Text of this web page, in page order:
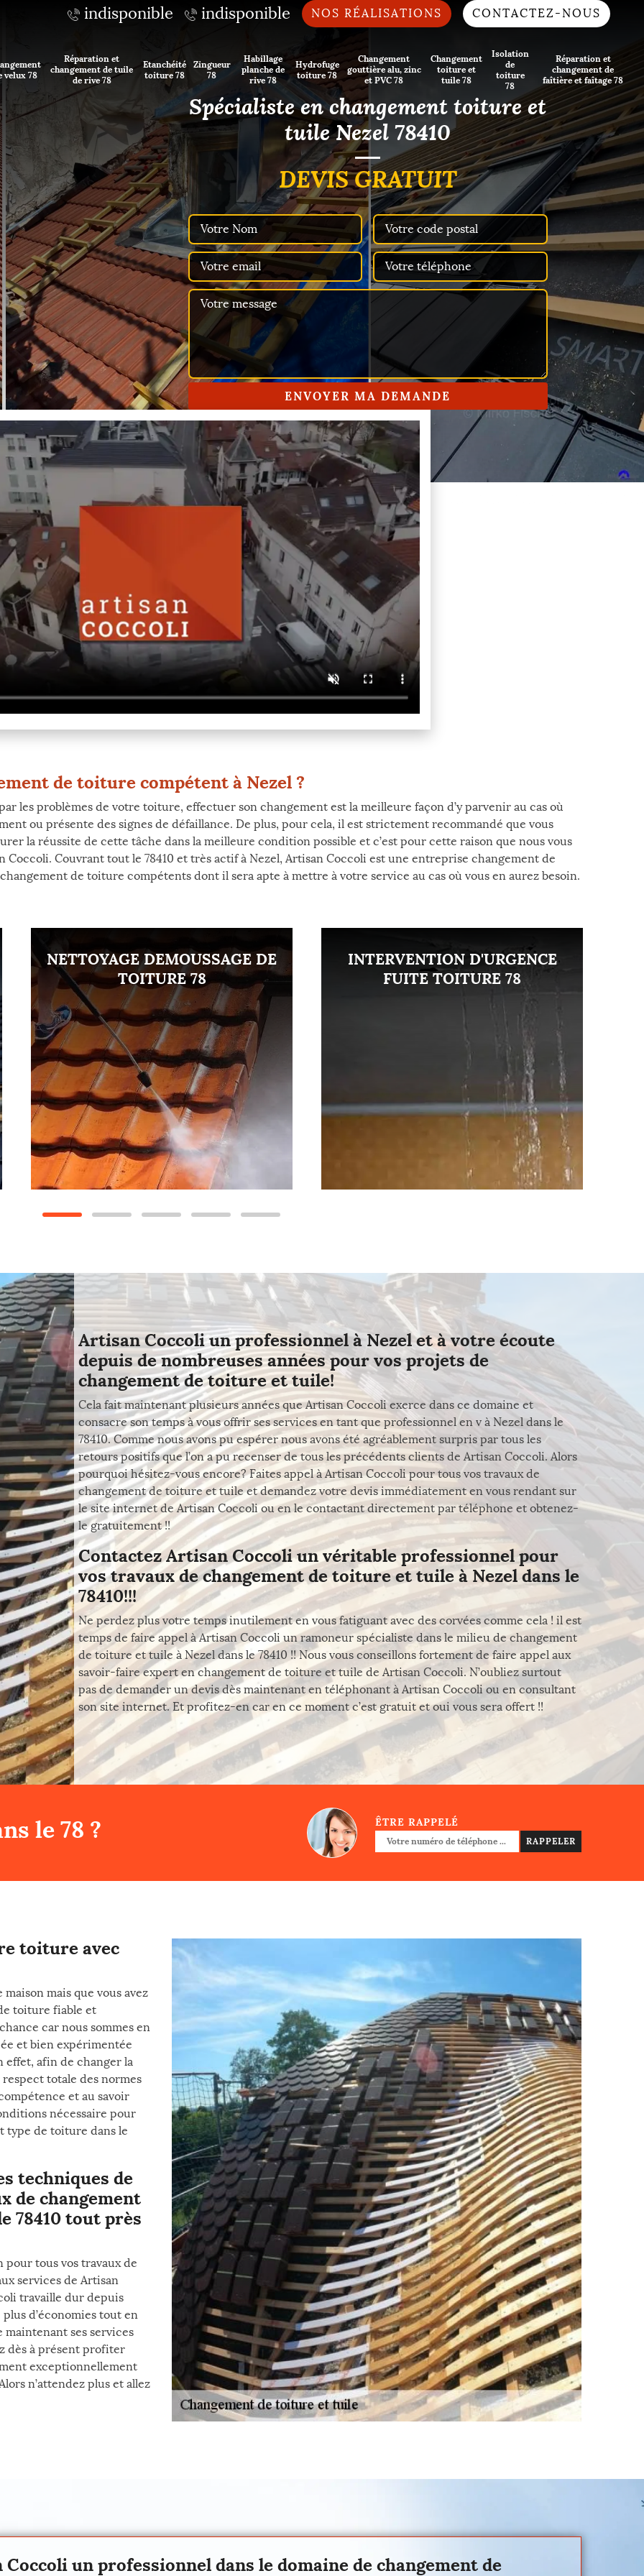
indisponible indisponible NOS RÉALISATIONS CONTACTEZ-NOUS
velux 78
Réparation et
changement de tuile
de rive 78
Etanchéité
toiture 78
Zingueur
78
Habillage
planche de
rive 78
Hydrofuge
toiture 78
Changement
gouttière alu, zinc
et PVC 78
Changement
toiture et
tuile 78
Isolation
de
toiture
78
Réparation et
changement de
faîtière et faîtage 78
Spécialiste en changement toiture et
tuile Nezel 78410
DEVIS GRATUIT
de toiture compétent à Nezel ?
les problèmes de votre toiture, effectuer son changement est la meilleure façon d’y parvenir au cas où
ou présente des signes de défaillance. De plus, pour cela, il est strictement recommandé que vous
la réussite de cette tâche dans la meilleure condition possible et c’est pour cette raison que nous vous
Coccoli. Couvrant tout le 78410 et très actif à Nezel, Artisan Coccoli est une entreprise changement de
de toiture compétents dont il sera apte à mettre à votre service au cas où vous en aurez besoin.
NETTOYAGE DEMOUSSAGE DE
TOITURE 78
INTERVENTION D'URGENCE
FUITE TOITURE 78
Artisan Coccoli un professionnel à Nezel et à votre écoute
depuis de nombreuses années pour vos projets de
changement de toiture et tuile!
Cela fait maintenant plusieurs années que Artisan Coccoli exerce dans ce domaine et
consacre son temps à vous offrir ses services en tant que professionnel en v à Nezel dans le
78410. Comme nous avons pu espérer nous avons été agréablement surpris par tous les
retours positifs que l’on a pu recenser de tous les précédents clients de Artisan Coccoli. Alors
pourquoi hésitez-vous encore? Faites appel à Artisan Coccoli pour tous vos travaux de
changement de toiture et tuile et demandez votre devis immédiatement en vous rendant sur
le site internet de Artisan Coccoli ou en le contactant directement par téléphone et obtenez-
le gratuitement !!
Contactez Artisan Coccoli un véritable professionnel pour
vos travaux de changement de toiture et tuile à Nezel dans le
78410!!!
Ne perdez plus votre temps inutilement en vous fatiguant avec des corvées comme cela ! il est
temps de faire appel à Artisan Coccoli un ramoneur spécialiste dans le milieu de changement
de toiture et tuile à Nezel dans le 78410 !! Nous vous conseillons fortement de faire appel aux
savoir-faire expert en changement de toiture et tuile de Artisan Coccoli. N’oubliez surtout
pas de demander un devis dès maintenant en téléphonant à Artisan Coccoli ou en consultant
son site internet. Et profitez-en car en ce moment c’est gratuit et oui vous sera offert !!
le 78 ? ÊTRE RAPPELÉ
toiture avec
mais que vous avez
toiture fiable et
car nous sommes en
et bien expérimentée
effet, afin de changer la
totale des normes
et au savoir
nécessaire pour
type de toiture dans le
techniques de
de changement
78410 tout près
pour tous vos travaux de
services de Artisan
travaille dur depuis
d’économies tout en
ses services
dès à présent profiter
exceptionnellement
n’attendez plus et allez
un professionnel dans le domaine de changement de